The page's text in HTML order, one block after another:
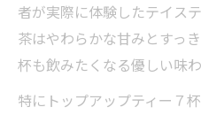
者が実際に体験したテイス
茶はやわらかな甘みとすっ
杯も飲みたくなる優しい味わ
特にトップアップティー７